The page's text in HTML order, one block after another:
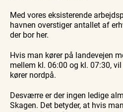
Med vores eksisterende
havnen overstiger antallet af
der bor her.
Hvis man kører på landevejen
mellem kl. 06:00 og kl. 07:30,
kører nordpå.
Desværre er der ingen ledige
Skagen. Det betyder, at hvis